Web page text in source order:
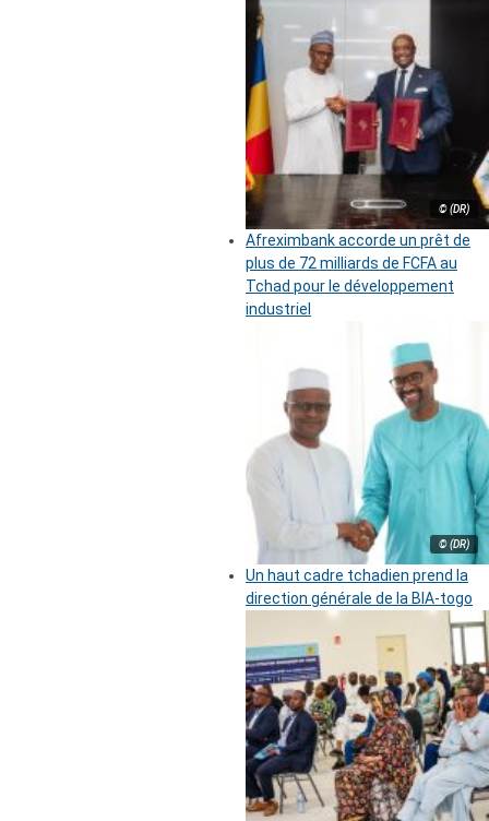
© (DR)
Afreximbank accorde un prêt de
plus de 72 milliards de FCFA au
Tchad pour le développement
industriel
© (DR)
Un haut cadre tchadien prend la
direction générale de la BIA-togo